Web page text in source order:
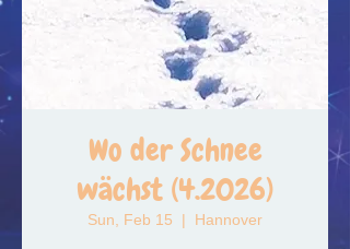
Wo der Schnee
wächst (4.2026)
Sun, Feb 15
  |
Hannover